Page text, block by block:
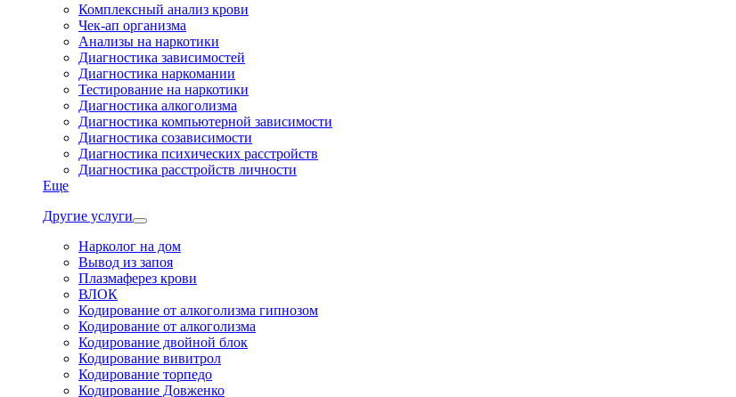
Комплексный анализ крови
Чек-ап организма
Анализы на наркотики
Диагностика зависимостей
Диагностика наркомании
Тестирование на наркотики
Диагностика алкоголизма
Диагностика компьютерной зависимости
Диагностика созависимости
Диагностика психических расстройств
Диагностика расстройств личности
Еще
Другие услуги
Нарколог на дом
Вывод из запоя
Плазмаферез крови
ВЛОК
Кодирование от алкоголизма гипнозом
Кодирование от алкоголизма
Кодирование двойной блок
Кодирование вивитрол
Кодирование торпедо
Кодирование Довженко